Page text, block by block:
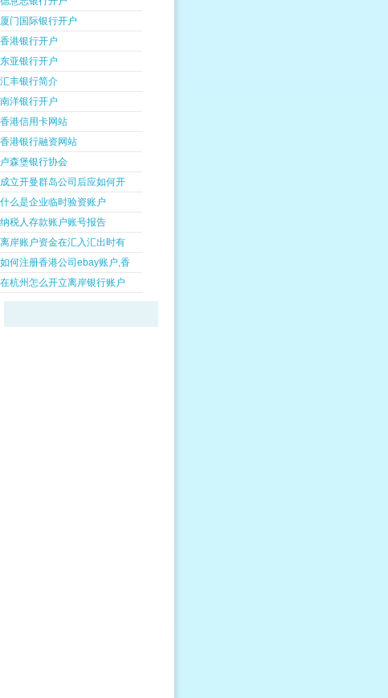
厦门国际银行开户
香港银行开户
东亚银行开户
汇丰银行简介
南洋银行开户
香港信用卡网站
香港银行融资网站
卢森堡银行协会
成立开曼群岛公司后应如何开
什么是企业临时验资账户
纳税人存款账户账号报告
离岸账户资金在汇入汇出时有
如何注册香港公司ebay账户,香
在杭州怎么开立离岸银行账户